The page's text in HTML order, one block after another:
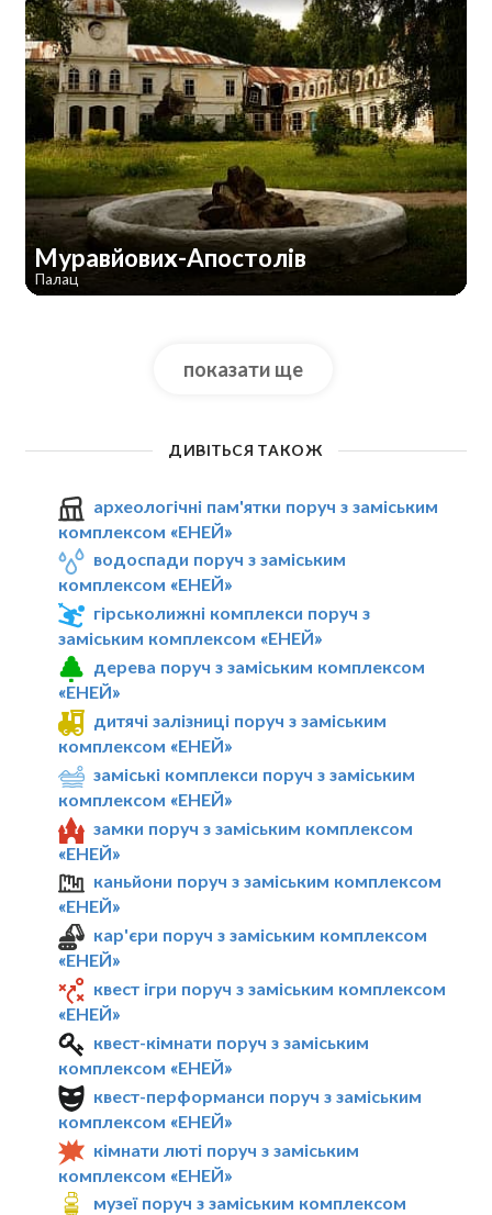
Муравйових-Апостолів
Палац
показати ще
ДИВІТЬСЯ ТАКОЖ
археологічні пам'ятки поруч з заміським
комплексом «ЕНЕЙ»
водоспади поруч з заміським
комплексом «ЕНЕЙ»
гірськолижні комплекси поруч з
заміським комплексом «ЕНЕЙ»
дерева поруч з заміським комплексом
«ЕНЕЙ»
дитячі залізниці поруч з заміським
комплексом «ЕНЕЙ»
заміські комплекси поруч з заміським
комплексом «ЕНЕЙ»
замки поруч з заміським комплексом
«ЕНЕЙ»
каньйони поруч з заміським комплексом
«ЕНЕЙ»
кар'єри поруч з заміським комплексом
«ЕНЕЙ»
квест ігри поруч з заміським комплексом
«ЕНЕЙ»
квест-кімнати поруч з заміським
комплексом «ЕНЕЙ»
квест-перформанси поруч з заміським
комплексом «ЕНЕЙ»
кімнати люті поруч з заміським
комплексом «ЕНЕЙ»
музеї поруч з заміським комплексом